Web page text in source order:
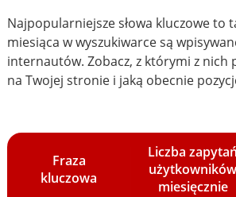
Najpopularniejsze słowa kluczowe to
miesiąca w wyszukiwarce są
internautów. Zobacz, z którymi z nich
na Twojej stronie i jaką obecnie
Fraza
kluczowa
Liczba zapytań
użytkowników
miesięcznie